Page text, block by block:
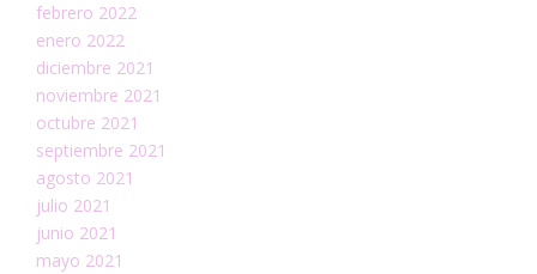
febrero 2022
enero 2022
diciembre 2021
noviembre 2021
octubre 2021
septiembre 2021
agosto 2021
julio 2021
junio 2021
mayo 2021